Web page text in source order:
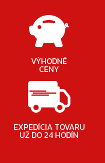
VÝHODNÉ
CENY
EXPEDÍCIA TOVARU
UŽ DO 24 HODÍN